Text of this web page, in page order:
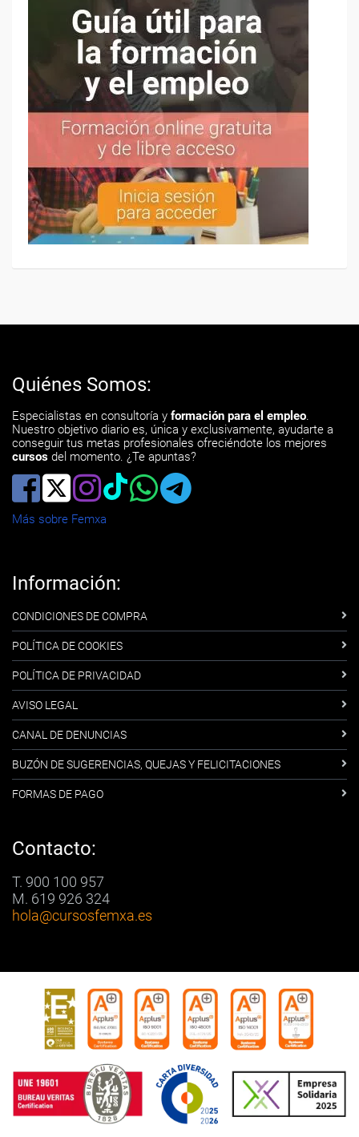
Quiénes Somos:
Especialistas en consultoría y formación para el empleo.
Nuestro objetivo diario es, única y exclusivamente, ayudarte a
conseguir tus metas profesionales ofreciéndote los mejores
cursos del momento. ¿Te apuntas?
Más sobre Femxa
Información:
CONDICIONES DE COMPRA
POLÍTICA DE COOKIES
POLÍTICA DE PRIVACIDAD
AVISO LEGAL
CANAL DE DENUNCIAS
BUZÓN DE SUGERENCIAS, QUEJAS Y FELICITACIONES
FORMAS DE PAGO
Contacto:
T. 900 100 957
M. 619 926 324
hola@cursosfemxa.es